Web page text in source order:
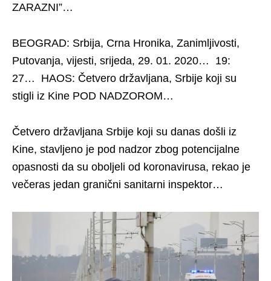
ZARAZNI”…
BEOGRAD: Srbija, Crna Hronika, Zanimljivosti,
Putovanja, vijesti, srijeda, 29. 01. 2020… 19:
27… HAOS: Četvero državljana, Srbije koji su
stigli iz Kine POD NADZOROM…
Četvero državljana Srbije koji su danas došli iz
Kine, stavljeno je pod nadzor zbog potencijalne
opasnosti da su oboljeli od koronavirusa, rekao je
večeras jedan granični sanitarni inspektor…